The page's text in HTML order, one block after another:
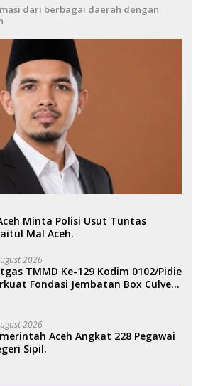
dari berbagai daerah dengan
Minta Polisi Usut Tuntas
Mal Aceh.
2026
TMMD Ke-129 Kodim 0102/Pidie
Fondasi Jembatan Box Culvert
2026
Aceh Angkat 228 Pegawai
Sipil.